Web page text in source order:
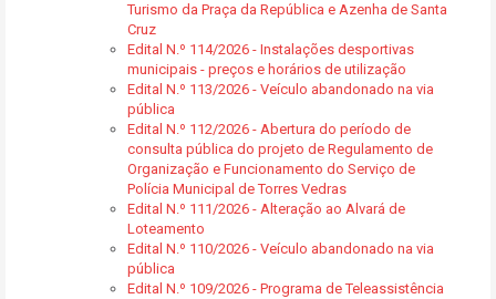
Turismo da Praça da República e Azenha de Santa
Cruz
Edital N.º 114/2026 - Instalações desportivas
municipais - preços e horários de utilização
Edital N.º 113/2026 - Veículo abandonado na via
pública
Edital N.º 112/2026 - Abertura do período de
consulta pública do projeto de Regulamento de
Organização e Funcionamento do Serviço de
Polícia Municipal de Torres Vedras
Edital N.º 111/2026 - Alteração ao Alvará de
Loteamento
Edital N.º 110/2026 - Veículo abandonado na via
pública
Edital N.º 109/2026 - Programa de Teleassistência